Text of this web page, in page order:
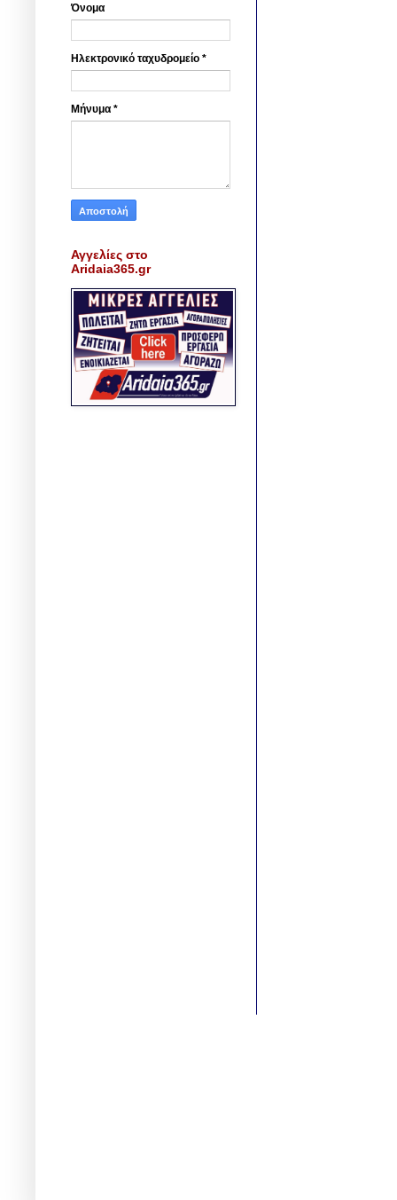
Όνομα
Ηλεκτρονικό ταχυδρομείο *
Μήνυμα *
Αγγελίες στο
Aridaia365.gr